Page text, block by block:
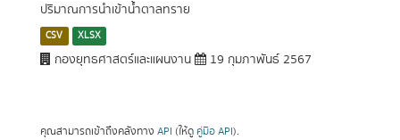
ปริมาณการนำเข้าน้ำตาลทราย
CSV XLSX
กองยุทธศาสตร์และแผนงาน 19 กุมภาพันธ์ 2567
คุณสามารถเข้าถึงคลังทาง API (ให้ดู คู่มือ API).